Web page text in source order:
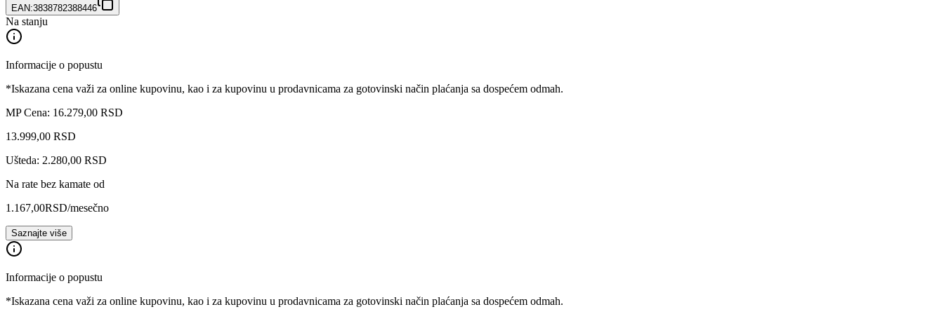
EAN:3838782388446
Na stanju
Informacije o popustu
*Iskazana cena važi za online kupovinu, kao i za kupovinu u prodavnicama za gotovinski način plaćanja sa dospećem odmah.
MP Cena: 16.279,00 RSD
13.999,00 RSD
Ušteda: 2.280,00 RSD
Na rate bez kamate od
1.167,00RSD/mesečno
Saznajte više
Informacije o popustu
*Iskazana cena važi za online kupovinu, kao i za kupovinu u prodavnicama za gotovinski način plaćanja sa dospećem odmah.